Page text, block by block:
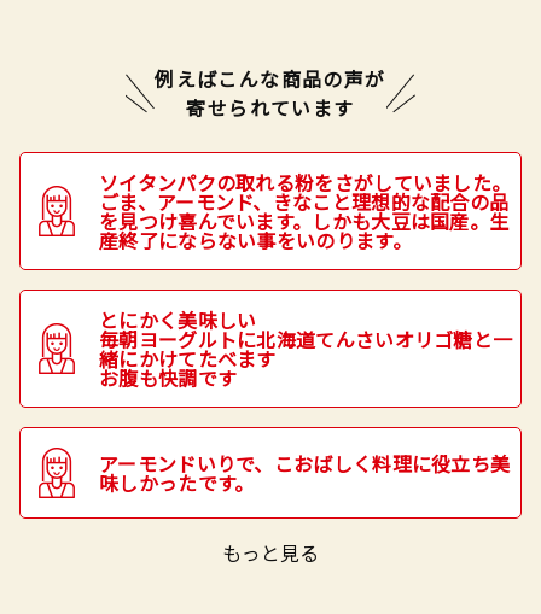
例えばこんな商品の声が
寄せられています
ソイタンパクの取れる粉をさがしていました。
ごま、アーモンド、きなこと理想的な配合の品
を見つけ喜んでいます。しかも大豆は国産。生
産終了にならない事をいのります。
とにかく美味しい
毎朝ヨーグルトに北海道てんさいオリゴ糖と一
緒にかけてたべます
お腹も快調です
アーモンドいりで、こおばしく料理に役立ち美
味しかったです。
もっと見る